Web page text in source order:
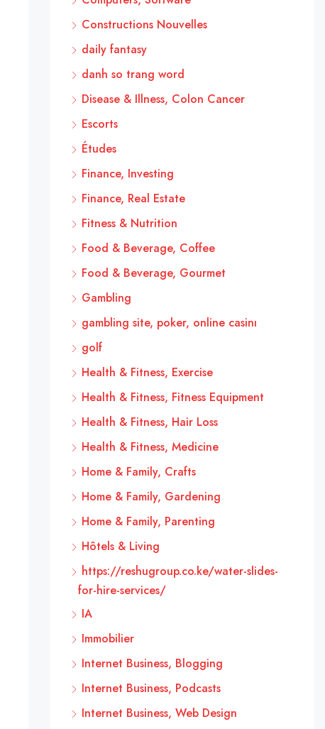
Constructions Nouvelles
daily fantasy
danh so trang word
Disease & Illness, Colon Cancer
Escorts
Études
Finance, Investing
Finance, Real Estate
Fitness & Nutrition
Food & Beverage, Coffee
Food & Beverage, Gourmet
Gambling
gambling site, poker, online casinı
golf
Health & Fitness, Exercise
Health & Fitness, Fitness Equipment
Health & Fitness, Hair Loss
Health & Fitness, Medicine
Home & Family, Crafts
Home & Family, Gardening
Home & Family, Parenting
Hôtels & Living
https://reshugroup.co.ke/water-slides-
for-hire-services/
IA
Immobilier
Internet Business, Blogging
Internet Business, Podcasts
Internet Business, Web Design